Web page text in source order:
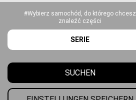
#Wybierz samochód, do którego chcesz
znaleźć części
SERIE
SUCHEN